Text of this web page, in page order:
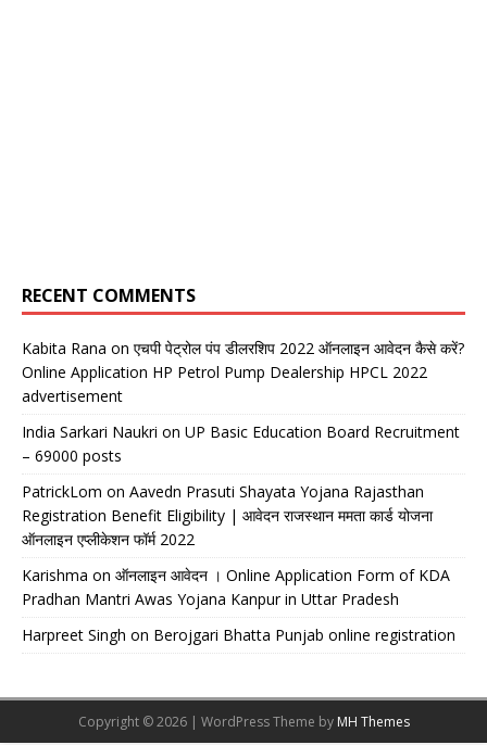
RECENT COMMENTS
Kabita Rana on एचपी पेट्रोल पंप डीलरशिप 2022 ऑनलाइन आवेदन कैसे करें?
Online Application HP Petrol Pump Dealership HPCL 2022
advertisement
India Sarkari Naukri on UP Basic Education Board Recruitment
– 69000 posts
PatrickLom on Aavedn Prasuti Shayata Yojana Rajasthan
Registration Benefit Eligibility | आवेदन राजस्थान ममता कार्ड योजना
ऑनलाइन एप्लीकेशन फॉर्म 2022
Karishma on ऑनलाइन आवेदन । Online Application Form of KDA
Pradhan Mantri Awas Yojana Kanpur in Uttar Pradesh
Harpreet Singh on Berojgari Bhatta Punjab online registration
Copyright © 2026 | WordPress Theme by MH Themes